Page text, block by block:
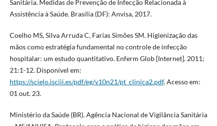
Sanitária. Medidas de Prevenção de Infecção Relacionada à
Assistência à Saúde. Brasília (DF): Anvisa, 2017.
Coelho MS, Silva Arruda C, Farias Simões SM. Higienização das
mãos como estratégia fundamental no controle de infecção
hospitalar: um estudo quantitativo. Enferm Glob [Internet]. 2011;
21:1-12. Disponível em:
https://scielo.isciii.es/pdf/eg/v10n21/pt_clinica2.pdf. Acesso em:
01 out. 23.
Ministério da Saúde (BR). Agência Nacional de Vigilância Sanitária